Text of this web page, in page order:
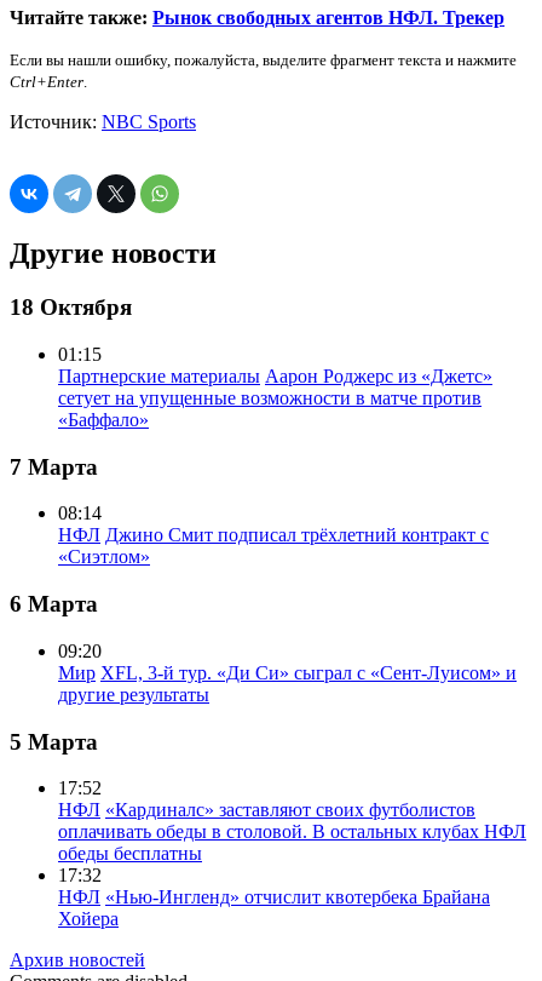
Читайте также: Рынок свободных агентов НФЛ. Трекер
Если вы нашли ошибку, пожалуйста, выделите фрагмент текста и нажмите
Ctrl+Enter.
Источник: NBC Sports
Другие новости
18 Октября
01:15
Партнерские материалы Аарон Роджерс из «Джетс»
сетует на упущенные возможности в матче против
«Баффало»
7 Марта
08:14
НФЛ Джино Смит подписал трёхлетний контракт с
«Сиэтлом»
6 Марта
09:20
Мир XFL, 3-й тур. «Ди Си» сыграл с «Сент-Луисом» и
другие результаты
5 Марта
17:52
НФЛ «Кардиналс» заставляют своих футболистов
оплачивать обеды в столовой. В остальных клубах НФЛ
обеды бесплатны
17:32
НФЛ «Нью-Ингленд» отчислит квотербека Брайана
Хойера
Архив новостей